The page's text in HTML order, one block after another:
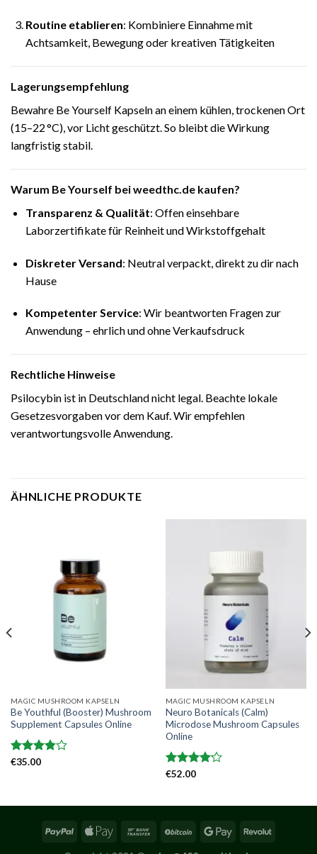
Routine etablieren: Kombiniere Einnahme mit
Achtsamkeit, Bewegung oder kreativen Tätigkeiten
Lagerungsempfehlung
Bewahre Be Yourself Kapseln an einem kühlen, trockenen Ort
(15–22 °C), vor Licht geschützt. So bleibt die Wirkung
langfristig stabil.
Warum Be Yourself bei weedthc.de kaufen?
Transparenz & Qualität: Offen einsehbare
Laborzertifikate für Reinheit und Wirkstoffgehalt
Diskreter Versand: Neutral verpackt, direkt zu dir nach
Hause
Kompetenter Service: Wir beantworten Fragen zur
Anwendung – ehrlich und ohne Verkaufsdruck
Rechtliche Hinweise
Psilocybin ist in Deutschland nicht legal. Beachte lokale
Gesetzesvorgaben vor dem Kauf. Wir empfehlen
verantwortungsvolle Anwendung.
ÄHNLICHE PRODUKTE
MAGIC MUSHROOM KAPSELN
Be Youthful (Booster) Mushroom
Supplement Capsules Online
Bewertet
€35.00
MAGIC MUSHROOM KAPSELN
Neuro Botanicals (Calm)
Microdose Mushroom Capsules
Online
Bewertet
€52.00